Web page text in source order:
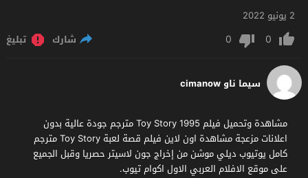
2 يونيو 2022
0
0 شارك تبليغ
سيما ناو cimanow
مشاهدة وتحميل فيلم Toy Story 1995 مترجم جودة عالية بدون
اعلانات مزعجة مشاهدة اون لاين فيلم قصة لعبة Toy Story مترجم
كامل يوتيوب ديلي موشن من إخراج جون لاسيتر حصريا وقبل الجميع
على موقع الافلام العربي الاول اكوام تيوب.